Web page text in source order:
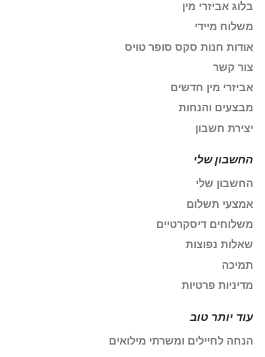
בלוג אביזרי מין
משלוח מיידי
אודות חנות סקס סופר טויס
צור קשר
אביזרי מין חדשים
מבצעים והנחות
יצירת חשבון
החשבון שלי
החשבון שלי
אמצעי תשלום
משלוחים דיסקרטיים
שאלות נפוצות
תמיכה
מדיניות פרטיות
עוד יותר טוב
הנחה לחיילים ומשרתי מילואים